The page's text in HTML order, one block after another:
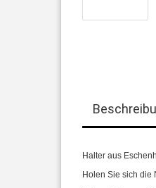
Halter aus
Holen Sie sich die